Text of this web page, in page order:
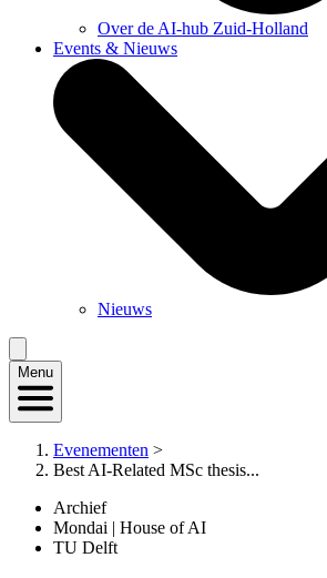
Over de AI-hub Zuid-Holland
Events & Nieuws
Nieuws
Menu
Evenementen >
Best AI-Related MSc thesis...
Archief
Mondai | House of AI
TU Delft